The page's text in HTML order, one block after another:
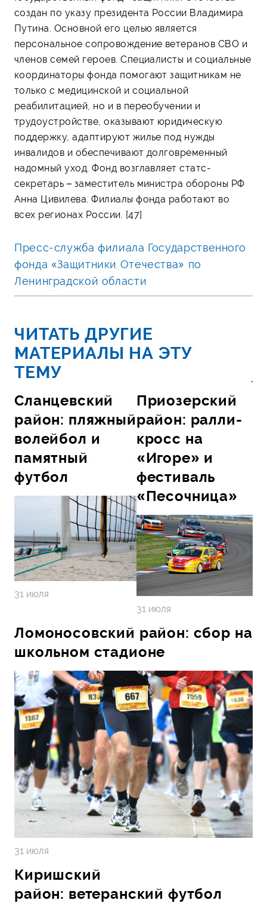
создан по указу президента России Владимира
Путина. Основной его целью является
персональное сопровождение ветеранов СВО и
членов семей героев. Специалисты и социальные
координаторы фонда помогают защитникам не
только с медицинской и социальной
реабилитацией, но и в переобучении и
трудоустройстве, оказывают юридическую
поддержку, адаптируют жилье под нужды
инвалидов и обеспечивают долговременный
надомный уход. Фонд возглавляет статс-
секретарь – заместитель министра обороны РФ
Анна Цивилева. Филиалы фонда работают во
всех регионах России. [47]
Пресс-служба филиала Государственного
фонда «Защитники Отечества» по
Ленинградской области
ЧИТАТЬ ДРУГИЕ
МАТЕРИАЛЫ НА ЭТУ
ТЕМУ
Сланцевский
район: пляжный
волейбол и
памятный
футбол
31 июля
Приозерский
район: ралли-
кросс на
«Игоре» и
фестиваль
«Песочница»
31 июля
Ломоносовский район: сбор на
школьном стадионе
31 июля
Киришский
район: ветеранский футбол